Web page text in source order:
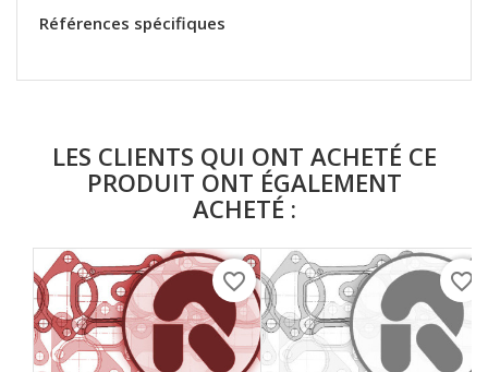
Références spécifiques
LES CLIENTS QUI ONT ACHETÉ CE
PRODUIT ONT ÉGALEMENT
ACHETÉ :
favorite_border favorite_border